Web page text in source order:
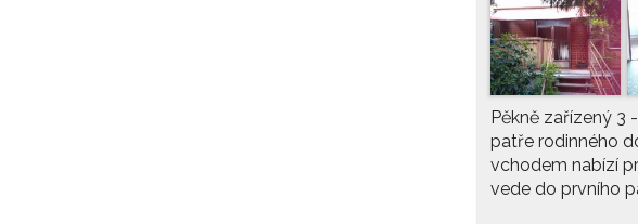
Pěkně zařízený 3
patře rodinného
vchodem nabízí
vede do prvního